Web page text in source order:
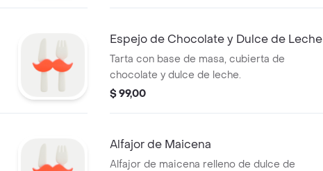
Espejo de Chocolate y Dulce de Leche
Tarta con base de masa, cubierta de
chocolate y dulce de leche.
$ 99,00
Alfajor de Maicena
Alfajor de maicena relleno de dulce de